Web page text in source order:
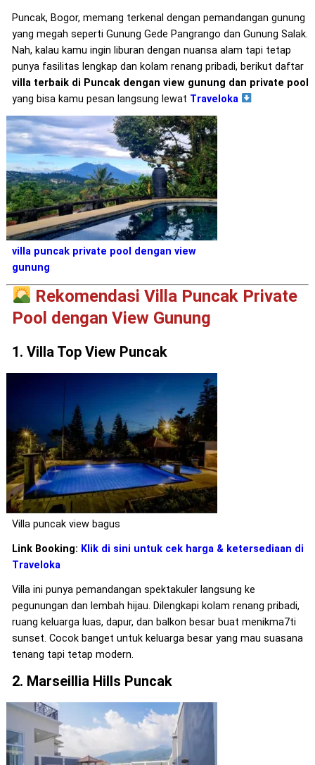
Puncak, Bogor, memang terkenal dengan pemandangan gunung
yang megah seperti Gunung Gede Pangrango dan Gunung Salak.
Nah, kalau kamu ingin liburan dengan nuansa alam tapi tetap
punya fasilitas lengkap dan kolam renang pribadi, berikut daftar
villa terbaik di Puncak dengan view gunung dan private pool
yang bisa kamu pesan langsung lewat Traveloka
villa puncak private pool dengan view
gunung
Rekomendasi Villa Puncak Private
Pool dengan View Gunung
1. Villa Top View Puncak
Villa puncak view bagus
Link Booking: Klik di sini untuk cek harga & ketersediaan di
Traveloka
Villa ini punya pemandangan spektakuler langsung ke
pegunungan dan lembah hijau. Dilengkapi kolam renang pribadi,
ruang keluarga luas, dapur, dan balkon besar buat menikma7ti
sunset. Cocok banget untuk keluarga besar yang mau suasana
tenang tapi tetap modern.
2. Marseillia Hills Puncak